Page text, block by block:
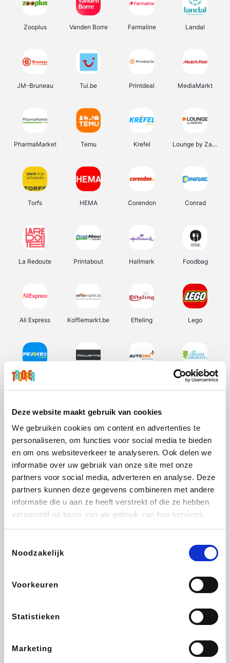
Deze website maakt gebruik van cookies
We gebruiken cookies om content en advertenties te
personaliseren, om functies voor social media te bieden
en om ons websiteverkeer te analyseren. Ook delen we
informatie over uw gebruik van onze site met onze
partners voor social media, adverteren en analyse. Deze
partners kunnen deze gegevens combineren met andere
informatie die u aan ze heeft verstrekt of die ze hebben
verzameld op basis van uw gebruik van hun services.
Noodzakelijk
Voorkeuren
Statistieken
Marketing
Zooplus Vanden Borre Farmaline Landal
JM-Bruneau Tui.be Printdeal MediaMarkt
PharmaMarket Temu Krefel Lounge by Zalando
Torfs HEMA Corendon Conrad
La Redoute Printabout Hallmark Foodbag
Ali Express Koffiemarkt.be Efteling Lego
Prijsvrij De Online Drogist
Vidaxl Lampenlicht.be Adidas Hotels.com
DectDirect
Brussels Airlines
EuroGifts Get Your Guide